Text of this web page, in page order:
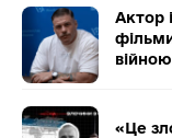
Актор
«Це